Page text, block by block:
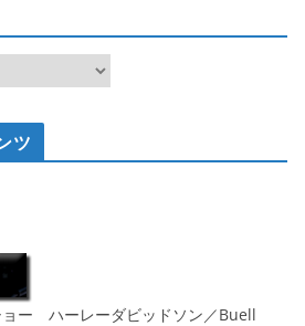
ツ
ョー ハーレーダビッドソン／Buell